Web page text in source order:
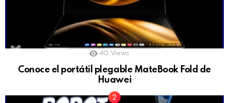
40 Views
Conoce el portátil plegable MateBook Fold de
Huawei